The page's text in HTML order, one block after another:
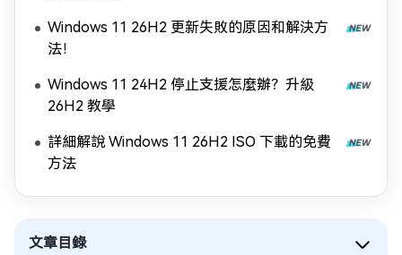
Windows 11 26H2 更新失敗的原因和解決方
法！
Windows 11 24H2 停止支援怎麼辦？升級
26H2 教學
詳細解說 Windows 11 26H2 ISO 下載的免費
方法
文章目錄